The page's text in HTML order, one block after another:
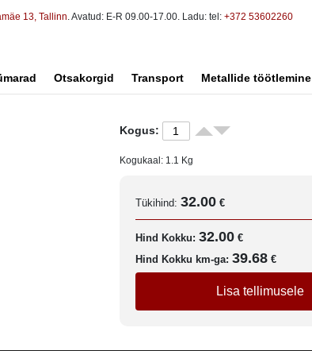
13, Tallinn. Avatud: E-R 09.00-17.00. Ladu: tel: +372 53602260
Otsakorgid Transport Metallide töötlemine
Kogus:
Kogukaal: 1.1 Kg
Tükihind: 32.00 €
Hind Kokku: 32.00 €
Hind Kokku km-ga: 39.68 €
Lisa tellimusele